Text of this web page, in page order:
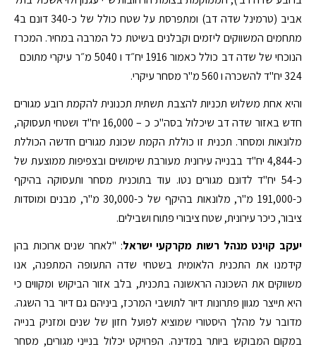
אביב (טרמינל שדה דב) ומתפרסת על שטח כולל של כ-340 דונם ב4
מתחמים המשווקים ליזמים וקבלנים בשיטת כל המרבה במחיר. המכרז
הנוכחי של שדה דב כולל כאמור 1916 יח״ד ו 5040 מ״ר עיקרי מתוכם
324 יח"ד להשכרה ו 560 מ"ר מסחר עיקרי.
והיא אחת משלוש תכניות להצבת תשתית תכנונית להקמת רובע מגורים
חדש באזור שדה דב שיכלול בסה"כ כ – 16,000 יח"ד ושטחי תעסוקה,
מלונאות ומסחר. תכנית זו כוללת הקמת שכונת מגורים חדשה הכוללת
כ-4,844 יח"ד בבנייה עירונית מעורבת שימושים ובצפיפות ממוצעת של
כ-54 יח"ד לדונם מגורים נטו. עוד בתוכנית מסחר ותעסוקה בהיקף
כ-191,000 מ"ר, מלונאות בהיקף של כ-30,000 מ"ר, מבנים ומוסדות
ציבור, כיכר עירונית, שטח ציבורי פתוח ושבילים.
יעקב קוינט מנהל רשות מקרקעי ישראל: "לאחר שנים ארוכות בהן
קידמנו את התכנית הלאומית בשטחי שדה התעופה המתפנה, אנו
משווקים את השכונה הראשונה בתכנית, בלב אזור הביקוש ומקווים כי
היא תייצר מגוון פתרונות דיור לתושבי המרכז, ביניהם גם דיור בר השגה.
מדובר על מהלך היסטורי שמוציא לפועל חזון של שנים ומזניק בנייה
במקום המבוקש ביותר במדינה. הפרויקט יכלול בנייני מגורים, מסחר